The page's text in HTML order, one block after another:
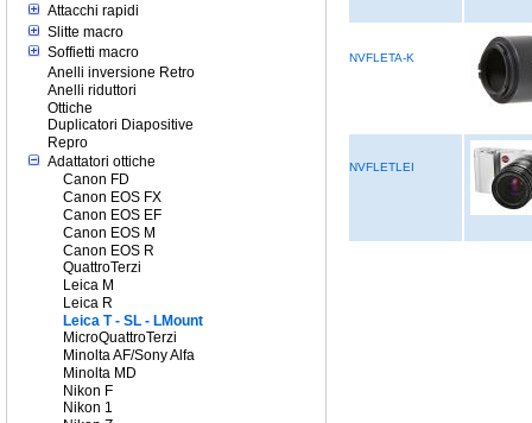
Attacchi rapidi
Slitte macro
Soffietti macro
Anelli inversione Retro
Anelli riduttori
Ottiche
Duplicatori Diapositive
Repro
Adattatori ottiche
Canon FD
Canon EOS FX
Canon EOS EF
Canon EOS M
Canon EOS R
QuattroTerzi
Leica M
Leica R
Leica T - SL - LMount
MicroQuattroTerzi
Minolta AF/Sony Alfa
Minolta MD
Nikon F
Nikon 1
NVFLETA-K
NVFLETLEI